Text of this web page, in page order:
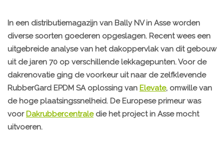
In een distributiemagazijn van Bally NV in Asse worden
diverse soorten goederen opgeslagen. Recent wees een
uitgebreide analyse van het dakoppervlak van dit gebouw
uit de jaren 70 op verschillende lekkagepunten. Voor de
dakrenovatie ging de voorkeur uit naar de zelfklevende
RubberGard EPDM SA oplossing van Elevate, omwille van
de hoge plaatsingssnelheid. De Europese primeur was
voor Dakrubbercentraledie het project in Asse mocht
uitvoeren.